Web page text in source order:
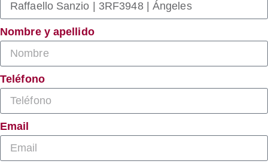
Nombre y apellido
Teléfono
Email